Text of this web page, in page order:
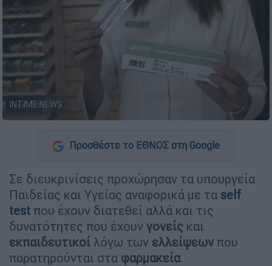
INTIME NEWS
Προσθέστε το ΕΘΝΟΣ στη Google
Σε διευκρινίσεις προχώρησαν τα υπουργεία
Παιδείας και Υγείας αναφορικά με τα self
test που έχουν διατεθεί αλλά και τις
δυνατότητες που έχουν γονείς και
εκπαιδευτικοί λόγω των ελλείψεων που
παρατηρούνται στα φαρμακεία.